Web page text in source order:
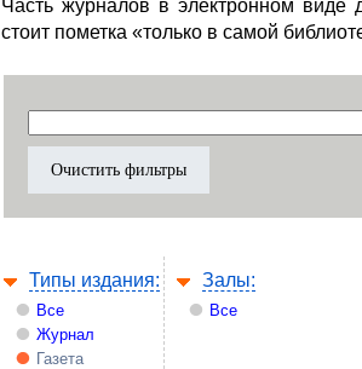
Часть журналов в электронном виде
стоит пометка «только в самой
Типы издания:
Все
Журнал
Газета
Залы:
Все